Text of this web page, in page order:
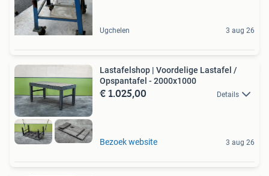
Ugchelen 3 aug 26
Lastafelshop | Voordelige Lastafel /
Opspantafel - 2000x1000
€ 1.025,00 Details
Bezoek website 3 aug 26